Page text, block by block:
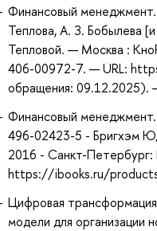
Финансовый
Теплова, А. З. Бобылева
Тепловой. — Москва :
406-00972-7. — URL:
обращения: 09.12.2025).
Финансовый
496-02423-5 - Бригхэм
2016 - Санкт-
https://ibooks.ru/
Цифровая
модели для организации